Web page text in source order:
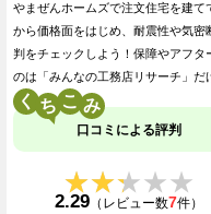
やまぜんホームズで注文住宅を建
から価格面をはじめ、耐震性や気
判をチェックしよう！保障やアフ
のは「みんなの工務店リサーチ」だ
く こ
口コミによる評判
★★★★★
★★★★★
2.29 （レビュー数7件）